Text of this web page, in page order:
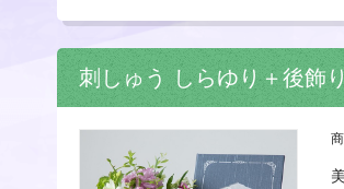
刺しゅう しらゆり＋後飾